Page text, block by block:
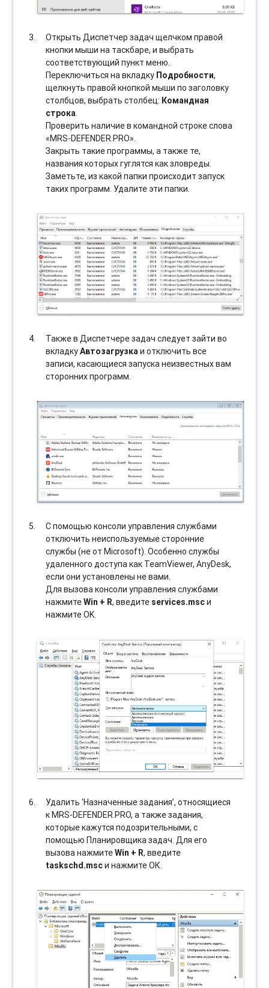
Открыть Диспетчер задач щелчком правой
кнопки мыши на таскбаре, и выбрать
соотвeтствующий пункт меню.
Переключиться на вкладку Подробности,
щелкнуть правой кнопкой мыши по заголовку
столбцов, выбрать столбец: Командная
строка.
Проверить наличие в командной строке слова
«MRS-DEFENDER.PRO».
Закрыть такие программы, а также те,
названия которых гуглятся как зловреды.
Заметьте, из какой папки происходит запуск
таких программ. Удалите эти папки.
Также в Диспетчере задач следует зайти во
вкладкуАвтозагрузкаи отключить все
записи, касающиеся запуска неизвестных вам
сторонних программ.
С помощью консоли управления службами
отключить неиспользуемые сторонние
службы (не от Microsoft). Особенно службы
удаленного доступа как TeamViewer, AnyDesk,
если они установлены не вами.
Для вызова консоли управления службами
нажмитеWin + R, введите services.mscи
нажмите OK.
Удалить ‘Назначенные задания’, относящиеся
к MRS-DEFENDER.PRO, а также задания,
которые кажутся подозрительными, с
помощью Планировщика задач. Для его
вызова нажмитеWin + R, введите
taskschd.mscи нажмите ОК.